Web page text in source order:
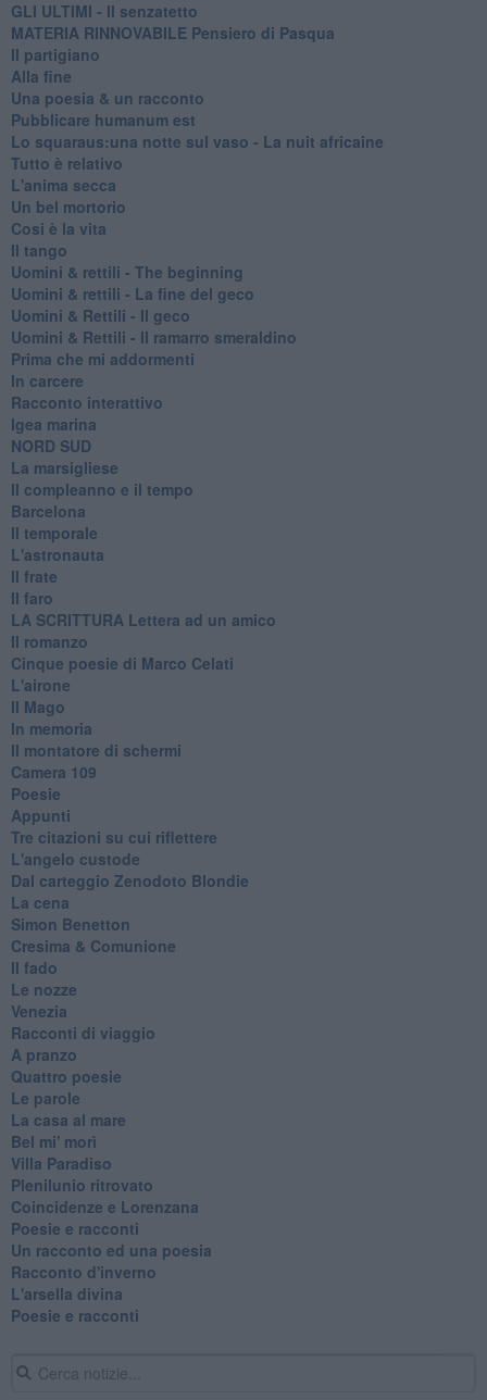
GLI ULTIMI - Il senzatetto
MATERIA RINNOVABILE Pensiero di Pasqua
Il partigiano
Alla fine
Una poesia & un racconto
Pubblicare humanum est
Lo squaraus:una notte sul vaso - La nuit africaine
Tutto è relativo
L'anima secca
Un bel mortorio
Cosi è la vita
Il tango
​Uomini & rettili - The beginning
​Uomini & rettili - La fine del geco
Uomini & Rettili - Il geco
Uomini & Rettili - Il ramarro smeraldino
Prima che mi addormenti
In carcere
Racconto interattivo
Igea marina
​NORD SUD
La marsigliese
Il compleanno e il tempo
Barcelona
Il temporale
L'astronauta
Il frate
Il faro
​LA SCRITTURA Lettera ad un amico
Il romanzo
Cinque poesie di Marco Celati
L'airone
Il Mago
In memoria
Il montatore di schermi
Camera 109
Poesie
Appunti
Tre citazioni su cui riflettere
L'angelo custode
Dal carteggio Zenodoto Blondie
La cena
Simon Benetton
Cresima & Comunione
Il fado
Le nozze
Venezia
Racconti di viaggio
A pranzo
Quattro poesie
Le parole
La casa al mare
Bel mi' morì
Villa Paradiso
Plenilunio ritrovato
Coincidenze e Lorenzana
Poesie e racconti
Un racconto ed una poesia
Racconto d'inverno
​L'arsella divina
Poesie e racconti